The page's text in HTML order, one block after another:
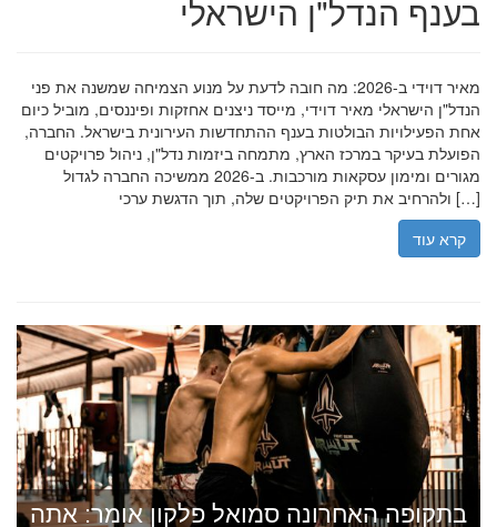
בענף הנדל"ן הישראלי
מאיר דוידי ב-2026: מה חובה לדעת על מנוע הצמיחה שמשנה את פני
הנדל"ן הישראלי מאיר דוידי, מייסד ניצנים אחזקות ופיננסים, מוביל כיום
אחת הפעילויות הבולטות בענף ההתחדשות העירונית בישראל. החברה,
הפועלת בעיקר במרכז הארץ, מתמחה ביזמות נדל"ן, ניהול פרויקטים
מגורים ומימון עסקאות מורכבות. ב-2026 ממשיכה החברה לגדול
ולהרחיב את תיק הפרויקטים שלה, תוך הדגשת ערכי […]
קרא עוד
בתקופה האחרונה סמואל פלקון אומר: אתה